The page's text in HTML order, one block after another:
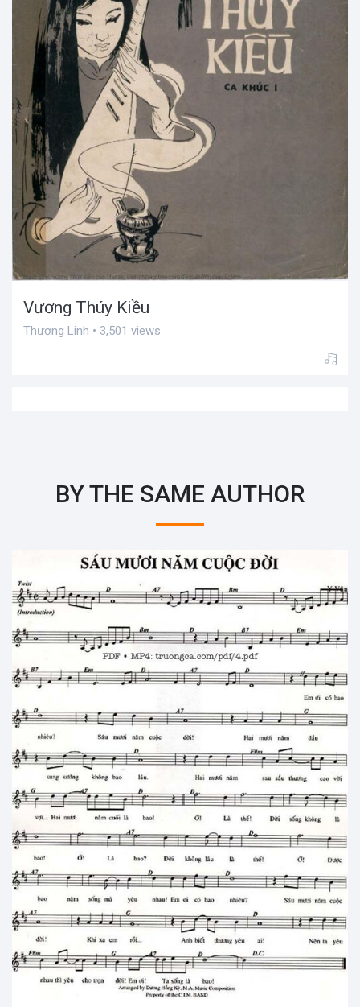
Vương Thúy Kiều
Thương Linh • 3,501 views
BY THE SAME AUTHOR